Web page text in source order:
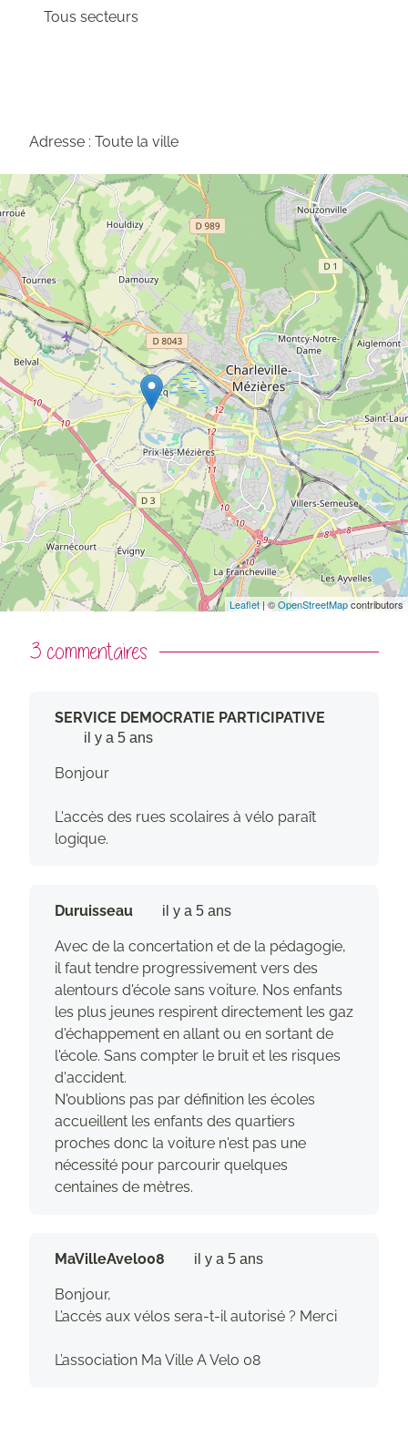
Tous secteurs
Carte
projet
Adresse : Toute la ville
Leaflet| ©OpenStreetMapcontributors
3 commentaires
SERVICE DEMOCRATIE PARTICIPATIVE
il y a 5 ans
Bonjour
L'accès des rues scolaires à vélo paraît
logique.
Duruisseau il y a 5 ans
Avec de la concertation et de la pédagogie,
il faut tendre progressivement vers des
alentours d'école sans voiture. Nos enfants
les plus jeunes respirent directement les gaz
d'échappement en allant ou en sortant de
l'école. Sans compter le bruit et les risques
d'accident.
N'oublions pas par définition les écoles
accueillent les enfants des quartiers
proches donc la voiture n'est pas une
nécessité pour parcourir quelques
centaines de mètres.
MaVilleAvelo08 il y a 5 ans
Bonjour,
L’accès aux vélos sera-t-il autorisé ? Merci
L’association Ma Ville A Velo 08